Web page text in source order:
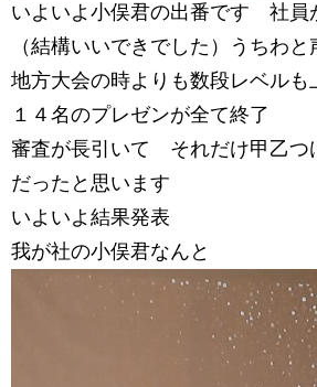
いよいよ小俣君の出番です 社員
（結構いいできでした）うちわ
地方大会の時よりも数段レベルも
１４名のプレゼンが全て終了
審査が長引いて それだけ甲乙つ
だったと思います
いよいよ結果発表
我が社の小俣君なんと